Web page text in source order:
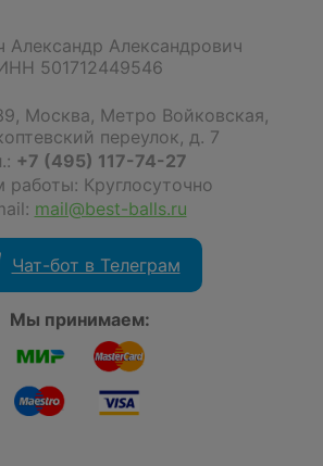
Александрович
501712449546
, Москва, Метро Войковская,
переулок, д. 7
+7 (495) 117-74-27
работы: Круглосуточно
mail@best-balls.ru
Чат-бот в Телеграм
Мы принимаем: